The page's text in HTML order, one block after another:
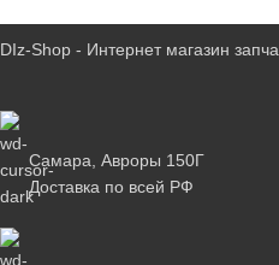
DIz-Shop - Интернет магазин
Самара, Авроры 150Г
Доставка по всей РФ